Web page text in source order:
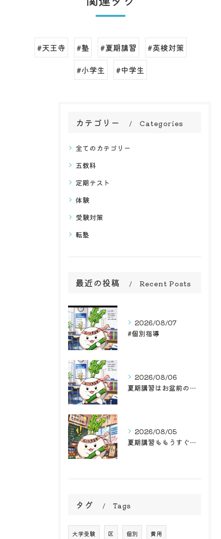
#天王寺 #塾 #夏期講習
#英検対策
#小学生
#中学生
カテゴリー Categories
全てのカテゴリー
五教科
定期テスト
体験
受験対策
転塾
最近の投稿 Recent Posts
2026/08/07
#個別指導
2026/08/06
夏期講習はお盆前の後半戦！学習塾ルート天王寺で最高のお盆前を...
2026/08/05
夏期講習ももうすぐお盆前ですね
タグ Tags
大学受験 区 個別 費用